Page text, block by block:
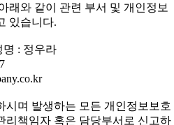
래와 같이 관련 부서 및 개인정보
있습니다.
: 정우라
시며 발생하는 모든 개인정보보호
리책임자 혹은 담당부서로 신고하